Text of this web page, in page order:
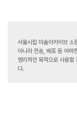
서울시립 미술아카이브 소
아니라 전송, 배포 등 어떠
영리적인 목적으로 사용할
다.